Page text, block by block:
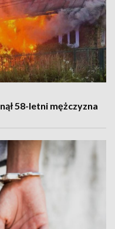
58-letni mężczyzna